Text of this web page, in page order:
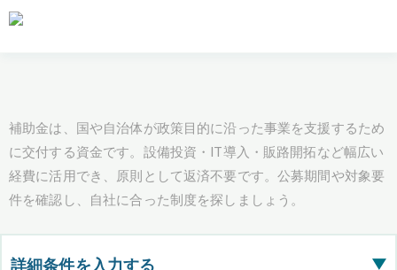
補助金は、国や自治体が政策目的に沿った事業を支援するため
に交付する資金です。設備投資・IT導入・販路開拓など幅広い
経費に活用でき、原則として返済不要です。公募期間や対象要
件を確認し、自社に合った制度を探しましょう。
詳細条件を入力する ▶